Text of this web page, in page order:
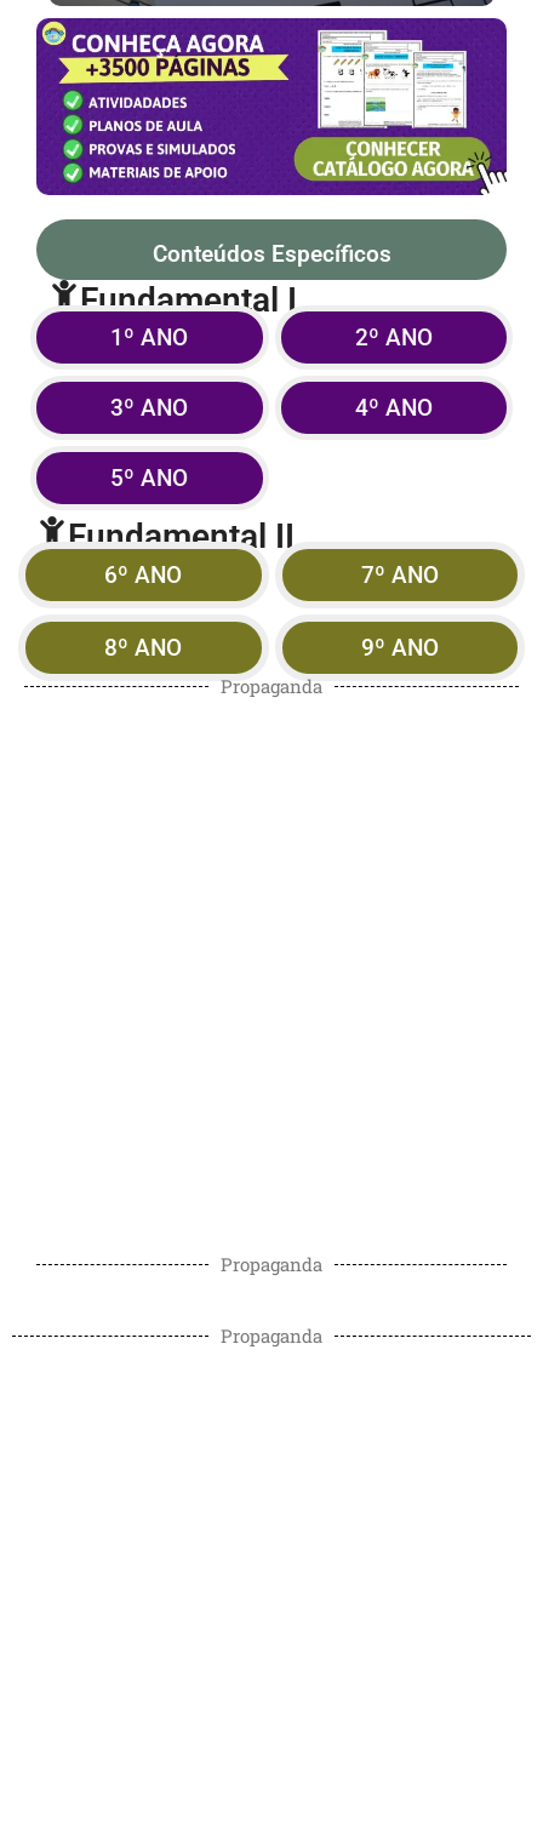
Conteúdos Específicos
Fundamental I
1º ANO 2º ANO
3º ANO 4º ANO
5º ANO
Fundamental II
6º ANO 7º ANO
8º ANO 9º ANO
Propaganda
Propaganda
Propaganda